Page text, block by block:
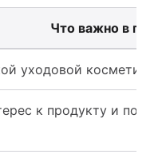
Что важно в
уходовой косметики
к продукту и